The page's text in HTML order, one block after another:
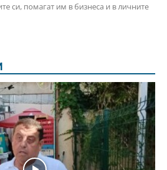
си, помагат им в бизнеса и в личните